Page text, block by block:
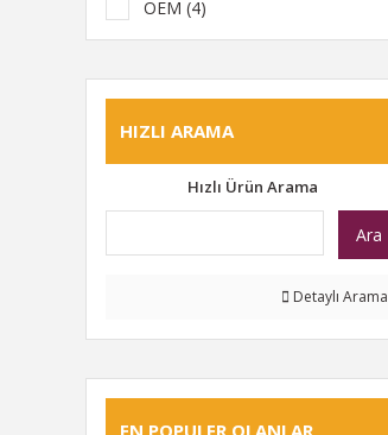
OEM (4)
HIZLI ARAMA
Hızlı Ürün Arama
Ara
Detaylı Arama
EN POPULER OLANLAR